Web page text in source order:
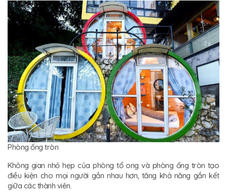
Phòng ống tròn
Không gian nhỏ hẹp của phòng tổ ong và phòng ống tròn tạo
điều kiện cho mọi người gần nhau hơn, tăng khả năng gắn kết
giữa các thành viên.